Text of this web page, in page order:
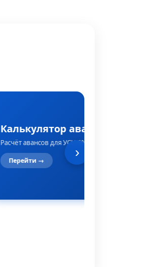
Калькулятор авансов по
Расчёт авансов для УСН 6% или 15%.
Перейти →
›